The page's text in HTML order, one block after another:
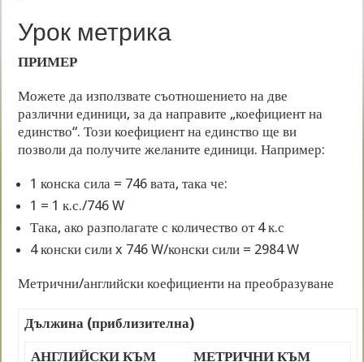
Урок метрика
ПРИМЕР
Можете да използвате съотношението на две
различни единици, за да направите „коефициент на
единство“. Този коефициент на единство ще ви
позволи да получите желаните единици. Например:
1 конска сила = 746 вата, така че:
1 = 1 к.с./746 W
Така, ако разполагате с количество от 4 к.с
4 конски сили x 746 W/конски сили = 2984 W
Метрични/английски коефициенти на преобразуване
Дължина (приблизителна)
АНГЛИЙСКИ КЪМ
МЕТРИЧНИ КЪМ